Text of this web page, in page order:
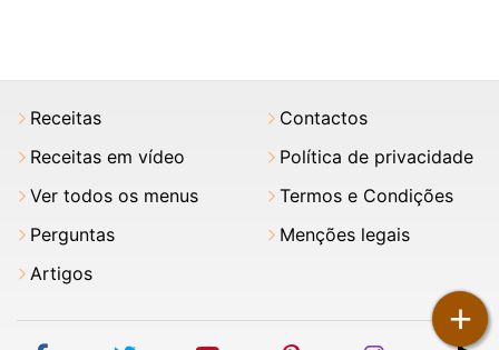
+
Receitas
Receitas em vídeo
Ver todos os menus
Perguntas
Artigos
Contactos
Política de privacidade
Termos e Condições
Menções legais